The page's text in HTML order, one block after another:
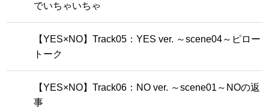
でいちゃいちゃ
【YES×NO】Track05：YES ver. ～scene04～ピロー
トーク
【YES×NO】Track06：NO ver. ～scene01～NOの返
事